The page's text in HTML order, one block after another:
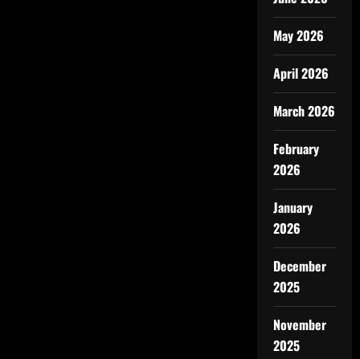
May 2026
April 2026
March 2026
February
2026
January
2026
December
2025
November
2025